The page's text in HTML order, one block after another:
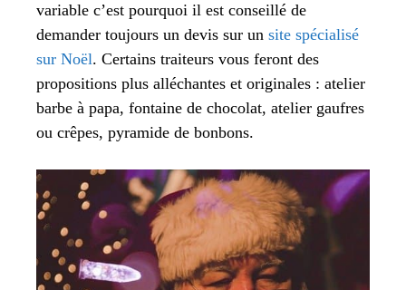
variable c’est pourquoi il est conseillé de
demander toujours un devis sur un site spécialisé
sur Noël. Certains traiteurs vous feront des
propositions plus alléchantes et originales : atelier
barbe à papa, fontaine de chocolat, atelier gaufres
ou crêpes, pyramide de bonbons.